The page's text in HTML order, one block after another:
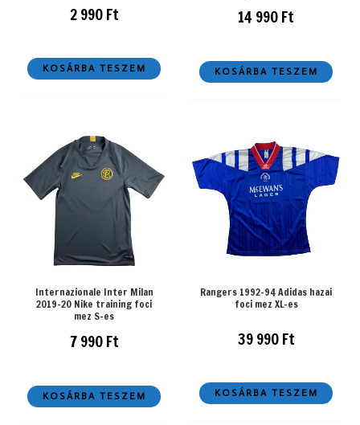
2 990Ft
KOSÁRBA TESZEM
14 990Ft
KOSÁRBA TESZEM
Internazionale Inter Milan
2019-20 Nike training foci
mez S-es
7 990Ft
KOSÁRBA TESZEM
Rangers 1992-94 Adidas hazai
foci mez XL-es
39 990Ft
KOSÁRBA TESZEM